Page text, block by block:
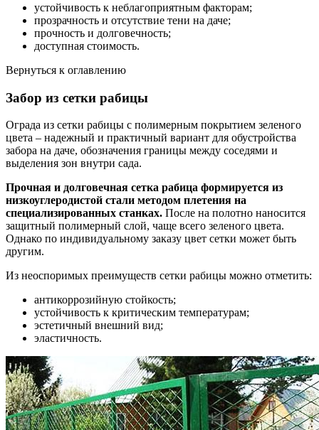
устойчивость к неблагоприятным факторам;
прозрачность и отсутствие тени на даче;
прочность и долговечность;
доступная стоимость.
Вернуться к оглавлению
Забор из сетки рабицы
Ограда из сетки рабицы с полимерным покрытием зеленого
цвета – надежный и практичный вариант для обустройства
забора на даче, обозначения границы между соседями и
выделения зон внутри сада.
Прочная и долговечная сетка рабица формируется из
низкоуглеродистой стали методом плетения на
специализированных станках. После на полотно наносится
защитный полимерный слой, чаще всего зеленого цвета.
Однако по индивидуальному заказу цвет сетки может быть
другим.
Из неоспоримых преимуществ сетки рабицы можно отметить:
антикоррозийную стойкость;
устойчивость к критическим температурам;
эстетичный внешний вид;
эластичность.